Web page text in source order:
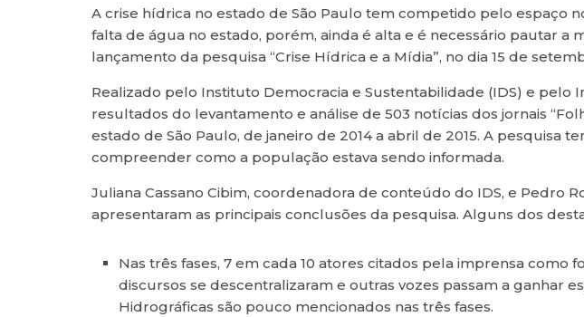
A crise hídrica no estado de São Paulo tem competido pelo espaço
falta de água no estado, porém, ainda é alta e é necessário pautar
lançamento da pesquisa “Crise Hídrica e a Mídia”, no dia 15 de
Realizado pelo Instituto Democracia e Sustentabilidade (IDS) e pelo
resultados do levantamento e análise de 503 notícias dos jornais
estado de São Paulo, de janeiro de 2014 a abril de 2015. A pesquisa
compreender como a população estava sendo informada.
Juliana Cassano Cibim, coordenadora de conteúdo do IDS, e Pedro
apresentaram as principais conclusões da pesquisa. Alguns dos
Nas três fases, 7 em cada 10 atores citados pela imprensa
discursos se descentralizaram e outras vozes passam a ganhar
Hidrográficas são pouco mencionados nas três fases.